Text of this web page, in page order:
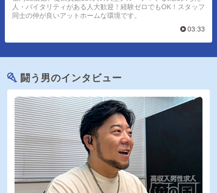
人・バイタリティがある人大歓迎！経験ゼロでもOK！スタッフ
同士の仲が良いアットホームな環境です。
03:33
闘う男のインタビュー